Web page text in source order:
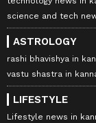
science and tech
ASTROLOGY
rashi bhavishya in
vastu shastra in
LIFESTYLE
Lifestyle news in